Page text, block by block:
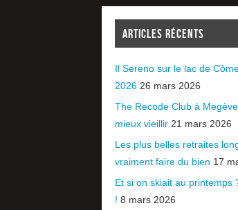
ARTICLES RÉCENTS
Il Sereno sur le lac de
2026 26 mars 2026
The Recode Club à
mieux vieillir 21 mars 2026
Les plus belles retraites
vraiment faire du bien 17
Et si on skiait au printemps
! 8 mars 2026